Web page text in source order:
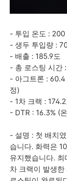
- 투입 온도 : 200
- 생두 투입량 :
- 배출 : 185.9도
- 총 로스팅 시간
- 아그트론 :
정)
- 1차 크랙 :
- DTR : 16.3% (
- 설명 : 첫 배치
습니다. 화력은
유지했습니다.
차 크랙이 발생